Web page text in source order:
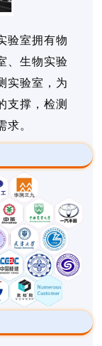
验室拥有物
、生物实验
实验室，为
支撑，检测
求。